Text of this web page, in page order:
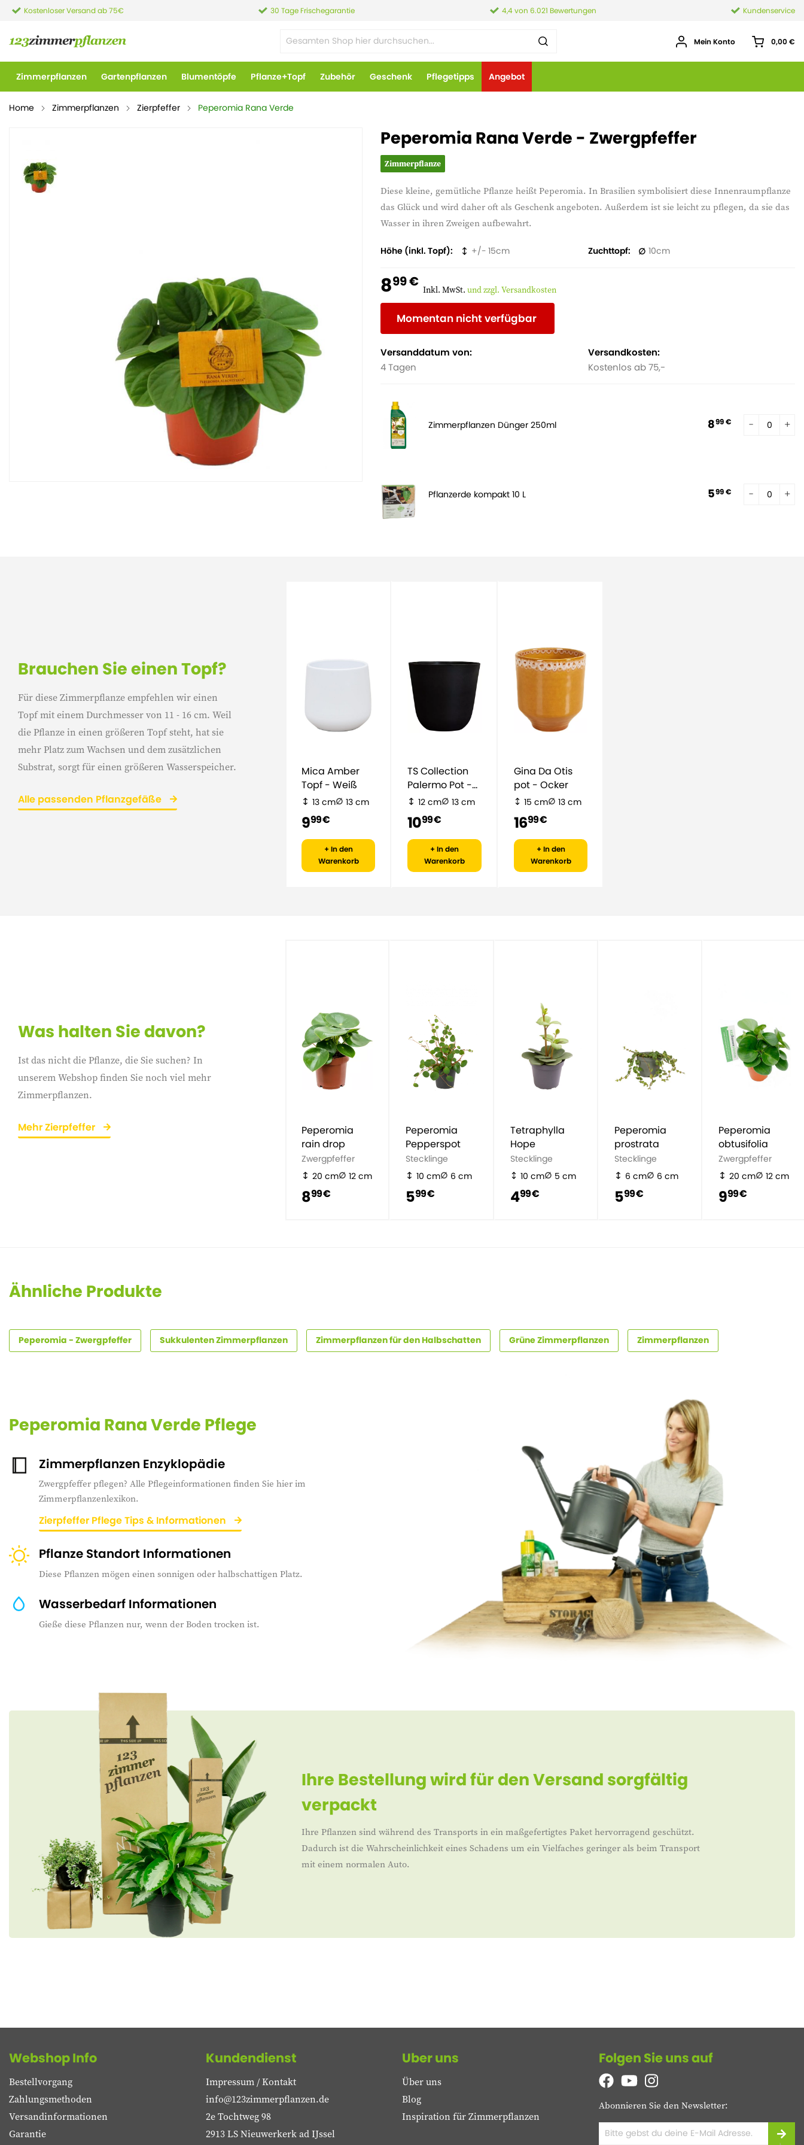
Kostenloser Versand ab 75€ 30 Tage Frischegarantie 4,4 von 6.021 Bewertungen Kundenservice
Mein Konto 0,00 €
Zimmerpflanzen Gartenpflanzen Blumentöpfe Pflanze+Topf Zubehör Geschenk Pflegetipps Angebot
Home Zimmerpflanzen Zierpfeffer Peperomia Rana Verde
Peperomia Rana Verde - Zwergpfeffer
Zimmerpflanze
Diese kleine, gemütliche Pflanze heißt Peperomia. In Brasilien symbolisiert diese Innenraumpflanze
das Glück und wird daher oft als Geschenk angeboten. Außerdem ist sie leicht zu pflegen, da sie das
Wasser in ihren Zweigen aufbewahrt.
Höhe (inkl. Topf) 15 Zuchttopf 10
899 € Inkl. MwSt.und zzgl. Versandkosten
Momentan nicht verfügbar
Versanddatum von:
4 Tagen
Versandkosten:
Kostenlos ab 75,-
Zimmerpflanzen Dünger 250ml 899 €
Pflanzerde kompakt 10 L 599 €
Brauchen Sie einen Topf?
Für diese Zimmerpflanze empfehlen wir einen
Topf mit einem Durchmesser von 11 - 16 cm. Weil
die Pflanze in einen größeren Topf steht, hat sie
mehr Platz zum Wachsen und dem zusätzlichen
Substrat, sorgt für einen größeren Wasserspeicher.
Alle passenden Pflanzgefäße
Mica Amber
Topf - Weiß
13 cm 13 cm
999 €
+ In den
Warenkorb
TS Collection
Palermo Pot -
schwarz
12 cm 13 cm
1099 €
+ In den
Warenkorb
Gina Da Otis
pot - Ocker
15 cm 13 cm
1699 €
+ In den
Warenkorb
Was halten Sie davon?
Ist das nicht die Pflanze, die Sie suchen? In
unserem Webshop finden Sie noch viel mehr
Zimmerpflanzen.
Mehr Zierpfeffer
Peperomia
rain drop
Zwergpfeffer
20 cm
12 cm
899 €
Peperomia
Pepperspot
Stecklinge
10 cm
6 cm
599 €
Tetraphylla
Hope
Stecklinge
10 cm
5 cm
499 €
Peperomia
prostrata
Stecklinge
6 cm
6 cm
599 €
Peperomia
obtusifolia
Zwergpfeffer
20 cm
12 cm
999 €
Ähnliche Produkte
Peperomia - Zwergpfeffer Sukkulenten Zimmerpflanzen Zimmerpflanzen für den Halbschatten Grüne Zimmerpflanzen Zimmerpflanzen
Peperomia Rana Verde Pflege
Zimmerpflanzen Enzyklopädie
Zwergpfeffer pflegen? Alle Pflegeinformationen finden Sie hier im
Zimmerpflanzenlexikon.
Zierpfeffer Pflege Tips & Informationen
Pflanze Standort Informationen
Diese Pflanzen mögen einen sonnigen oder halbschattigen Platz.
Wasserbedarf Informationen
Gieße diese Pflanzen nur, wenn der Boden trocken ist.
Ihre Bestellung wird für den Versand sorgfältig
verpackt
Ihre Pflanzen sind während des Transports in ein maßgefertigtes Paket hervorragend geschützt.
Dadurch ist die Wahrscheinlichkeit eines Schadens um ein Vielfaches geringer als beim Transport
mit einem normalen Auto.
Webshop Info
Bestellvorgang
Zahlungsmethoden
Versandinformationen
Garantie
Kundendienst
Impressum / Kontakt
info@123zimmerpflanzen.de
2e Tochtweg 98
2913 LS Nieuwerkerk ad IJssel
Uber uns
Über uns
Blog
Inspiration für Zimmerpflanzen
Folgen Sie uns auf
Abonnieren Sie den Newsletter: